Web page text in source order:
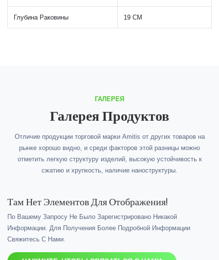
Глубина Раковины 19 СМ
ГАЛЕРЕЯ
Галерея Продуктов
Отличие продукции торговой марки Amitis от других товаров на
рынке хорошо видно, и среди факторов этой разницы можно
отметить легкую структуру изделий, высокую устойчивость к
сжатию и хрупкость, наличие наноструктуры.
Там Нет Элементов Для Отображения!
По Вашему Запросу Не Было Зарегистрировано Никакой
Информации. Для Получения Более Подробной Информации
Свяжитесь С Нами.